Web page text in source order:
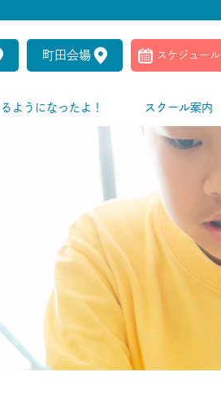
町田会場 スケジュール
ようになったよ！ スクール案内